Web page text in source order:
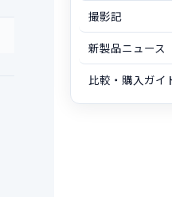
撮影記
新製品ニュース
比較・購入ガイ